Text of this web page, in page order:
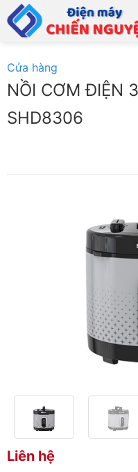
Skip
to
Cửa hàng
NỒI CƠM ĐIỆN
SHD8306
Liên hệ